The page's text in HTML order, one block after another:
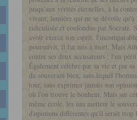
jusqu'aux vérités éternelles, à la
vivant; lumière qui ne se dévoile
ridiculisée et confondue par Socrate.
avoir exercé son esprit,
poursuivit, il fut mis à mort. Mais
contre ses deux accusateurs : l'un
Également célèbre par sa vie et par
du souverain bien, sans lequel
tour, sans exprimer jamais son
où l'on trouve le bonheur. Mais sur
même école, les uns mettent le
d'opinions différentes qu'il serait trop